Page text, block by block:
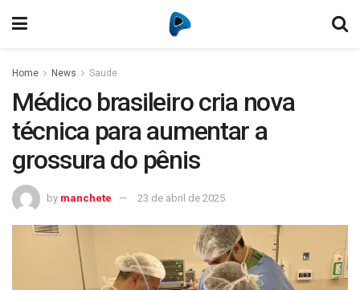
Home News Saude
Médico brasileiro cria nova
técnica para aumentar a
grossura do pênis
by manchete 23 de abril de 2025